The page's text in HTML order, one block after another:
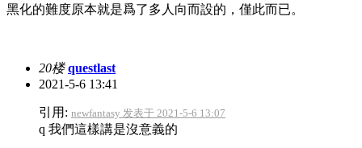
黑化的難度原本就是爲了多人向而設的，僅此而已。
20楼 questlast
2021-5-6 13:41
引用: newfantasy 发表于 2021-5-6 13:07
q 我們這樣講是沒意義的